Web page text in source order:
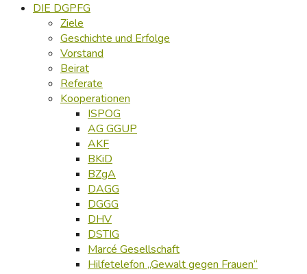
DIE DGPFG
Ziele
Geschichte und Erfolge
Vorstand
Beirat
Referate
Kooperationen
ISPOG
AG GGUP
AKF
BKiD
BZgA
DAGG
DGGG
DHV
DSTIG
Marcé Gesellschaft
Hilfetelefon „Gewalt gegen Frauen“